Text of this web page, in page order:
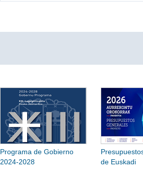
Programa de Gobierno
2024-2028
de Euskadi